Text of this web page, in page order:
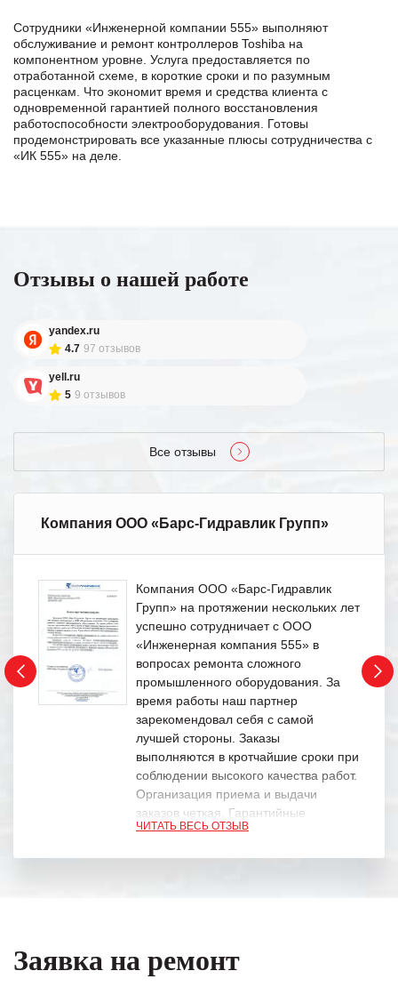
Сотрудники «Инженерной компании 555» выполняют
обслуживание и ремонт контроллеров Toshiba на
компонентном уровне. Услуга предоставляется по
отработанной схеме, в короткие сроки и по разумным
расценкам. Что экономит время и средства клиента с
одновременной гарантией полного восстановления
работоспособности электрооборудования. Готовы
продемонстрировать все указанные плюсы сотрудничества с
«ИК 555» на деле.
Отзывы о нашей работе
yandex.ru
4.7 97 отзывов
yell.ru
5 9 отзывов
Все отзывы
Компания ООО «Барс-Гидравлик Групп»
Компания ООО «Барс-Гидравлик
Групп» на протяжении нескольких лет
успешно сотрудничает с ООО
«Инженерная компания 555» в
вопросах ремонта сложного
промышленного оборудования. За
время работы наш партнер
зарекомендовал себя с самой
лучшей стороны. Заказы
выполняются в кротчайшие сроки при
соблюдении высокого качества работ.
Организация приема и выдачи
заказов четкая. Гарантийные
обязательства выполняются в
Особенно хочется отметить высокую
ЧИТАТЬ ВЕСЬ ОТЗЫВ
Заявка на ремонт